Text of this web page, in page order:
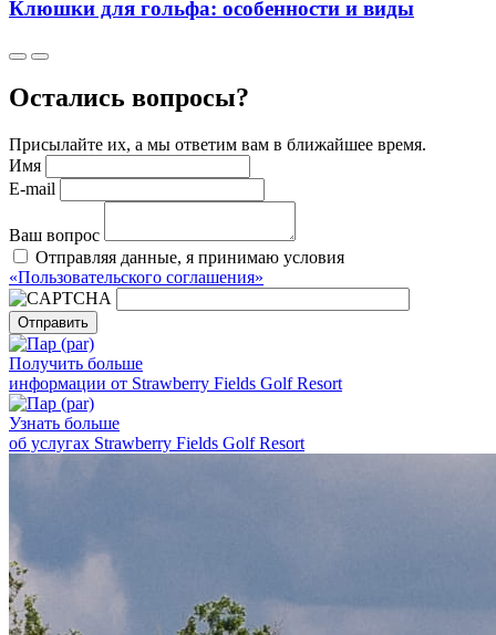
Клюшки для гольфа: особенности и виды
Остались вопросы?
Присылайте их, а мы ответим вам в ближайшее время.
Имя
E-mail
Ваш вопрос
Отправляя данные, я принимаю условия
«Пользовательского соглашения»
Отправить
Получить больше
информации от Strawberry Fields Golf Resort
Узнать больше
об услугах Strawberry Fields Golf Resort